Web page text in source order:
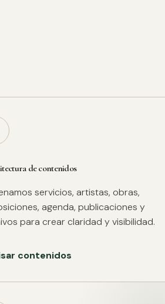
de contenidos
servicios, artistas, obras,
agenda, publicaciones y
para crear claridad y visibilidad.
contenidos